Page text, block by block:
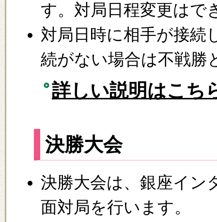
す。対局日程変更はで
対局日時に相手が接続
続がない場合は不戦勝
詳しい説明はこち
決勝大会
決勝大会は、銀座イン
面対局を行います。